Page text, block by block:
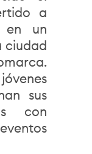
a
un
ciudad
sus
con